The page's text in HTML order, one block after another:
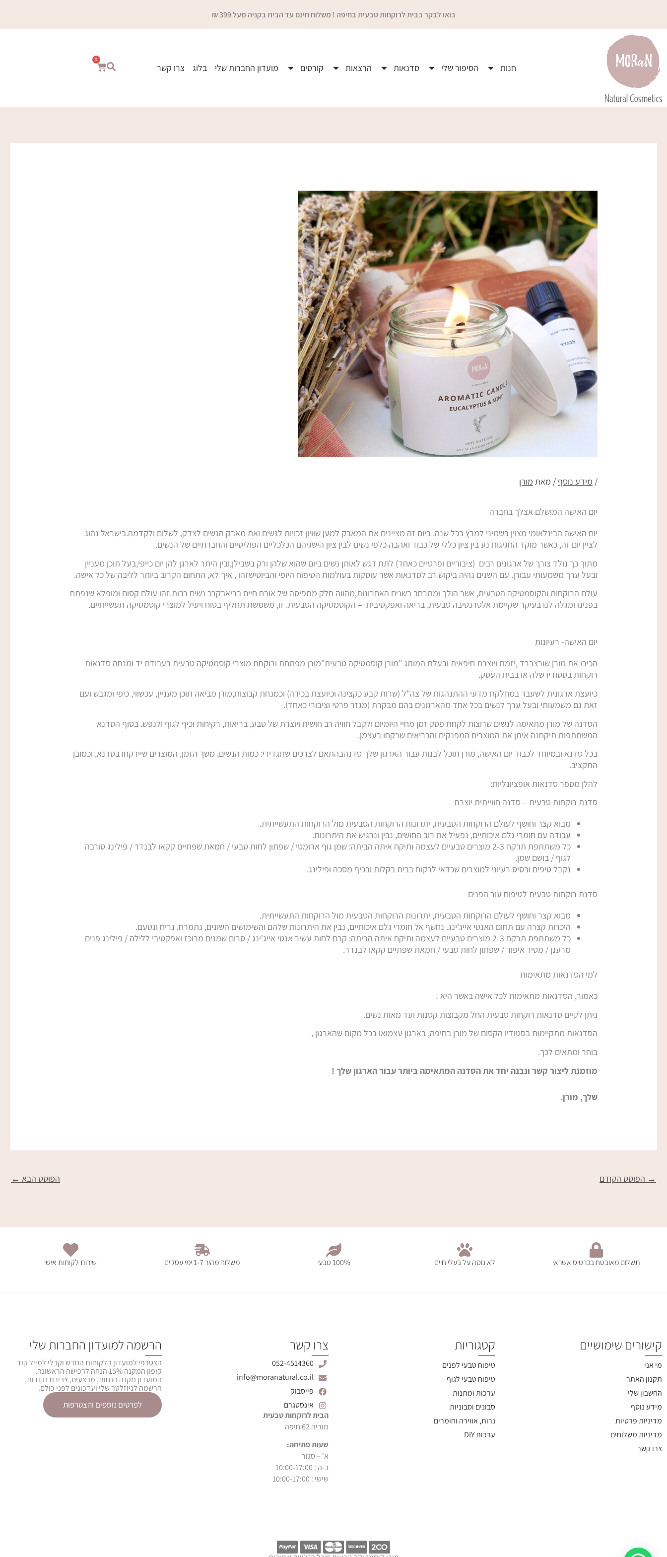
בואו לבקר בבית לרוקחות טבעית בחיפה ! משלוח חינם עד הבית בקניה מעל 399 ₪
חנות הסיפור שלי סדנאות הרצאות קורסים מועדון החברות שלי בלוג צרו קשר
0
עגלת
/ מידע נוסף / מאת מורן
יום האישה המושלם אצלך בחברה
יום האישה הבינלאומי מצוין בשמיני למרץ בכל שנה. ביום זה מציינים את המאבק למען שוויון זכויות לנשים ואת מאבק הנשים לצדק, לשלום ולקִדמה.בישראל נהוג
לציין יום זה, כאשר מוקד החגיגות נע בין ציון כללי של כבוד ואהבה כלפי נשים לבין ציון הישגיהם הכלכליים הפוליטיים והחברתיים של הנשים.
מתוך כך נולד צורך של ארגונים רבים (ציבוריים ופרטיים כאחד) לתת דגש לאותן נשים ביום שהוא שלהן ורק בשבילן,ובין היתר לארגן להן יום כייפי,בעל תוכן מעניין
ובעל ערך משמעותי עבורן. עם השנים נהיה ביקוש רב לסדנאות אשר עוסקות בעולמות הטיפוח היופי והביוטישזהו , איך לא, התחום הקרוב ביותר לליבה של כל אישה.
עולם הרוקחות והקוסמטיקה הטבעית, אשר הולך ומתרחב בשנים האחרונות,מהווה חלק מתפיסה של אורח חיים בריאבקרב נשים רבות.זהו עולם קסום ומופלא שנפתח
בפנינו ומגלה לנו בעיקר שקיימת אלטרנטיבה טבעית, בריאה ואפקטיבית – הקוסמטיקה הטבעית. זו, משמשת תחליף בטוח ויעיל למוצרי קוסמטיקה תעשייתיים.
יום האישה- רעיונות
הכירו את מורן שורצברד ,יזמת ויוצרת חיפאית ובעלת המותג "מורן קוסמטיקה טבעית"מורן מפתחת ורוקחת מוצרי קוסמטיקה טבעית בעבודת יד ומנחה סדנאות
רוקחות בסטודיו שלה או בבית העסק.
כיועצת ארגונית לשעבר במחלקת מדעי ההתנהגות של צה"ל (שרות קבע כקצינה וכיועצת בכירה) וכמנחת קבוצות,מורן מביאה תוכן מעניין, עכשווי, כיפי ומגבש ועם
זאת גם משמעותי ובעל ערך לנשים בכל אחד מהארגונים בהם מבקרת (מגזר פרטי וציבורי כאחד).
הסדנה של מורן מתאימה לנשים שרוצות לקחת פסק זמן מחיי היומיום ולקבל חוויה רב חושית ויוצרת של טבע, בריאות, רקיחות וכיף לגוף ולנפש. בסוף הסדנא
המשתתפות תיקחנה איתן את המוצרים המפנקים והבריאים שרקחו בעצמן.
בכל סדנא ובמיוחד לכבוד יום האישה, מורן תוכל לבנות עבור הארגון שלך סדנהבהתאם לצרכים שתגדירי: כמות הנשים, משך הזמן, המוצרים שיירקחו בסדנא, וכמובן
התקציב.
להלן מספר סדנאות אופציונליות:
סדנת רוקחות טבעית – סדנה חווייתית יוצרת
מבוא קצר וחושף לעולם הרוקחות הטבעית, יתרונות הרוקחות הטבעית מול הרוקחות התעשייתית.
עבודה עם חומרי גלם איכותיים, נפעיל את רוב החושים, נבין ונרגיש את היתרונות.
כל משתתפת תרקח 2-3 מוצרים טבעיים לעצמה ותיקח איתה הביתה: שמן גוף ארומטי / שפתון לחות טבעי / חמאת שפתיים קקאו לבנדר / פילינג סורבה
לגוף / בושם שמן.
נקבל טיפים ובסיס רעיוני למוצרים שכדאי לרקוח בבית בקלות ובכיף מסכה ופילינג.
סדנת רוקחות טבעית לטיפוח עור הפנים
מבוא קצר וחושף לעולם הרוקחות הטבעית, יתרונות הרוקחות הטבעית מול הרוקחות התעשייתית.
היכרות קצרה עם תחום האנטי אייג'ינג. נחשף אל חומרי גלם איכותיים, נבין את היתרונות שלהם והשימושים השונים, נתמרח, נריח ונטעם.
כל משתתפת תרקח 2-3 מוצרים טבעיים לעצמה ותיקח איתה הביתה: קרם לחות עשיר אנטי אייג'ינג / סרום שמנים מרוכז ואפקטיבי ללילה / פילינג פנים
מרענן / מסיר איפור / שפתון לחות טבעי / חמאת שפתיים קקאו לבנדר.
למי הסדנאות מתאימות
כאמור, הסדנאות מתאימות לכל אישה באשר היא !
ניתן לקיים סדנאות רוקחות טבעית החל מקבוצות קטנות ועד מאות נשים.
הסדנאות מתקיימות בסטודיו הקסום של מורן בחיפה, בארגון עצמואו בכל מקום שהארגון ,
בוחר ומתאים לכך.
מוזמנת ליצור קשר ונבנה יחד את הסדנה המתאימה ביותר עבור הארגון שלך !
שלך, מורן.
→ הפוסט הקודם הפוסט הבא ←
תשלום מאובטח בכרטיס אשראי לא נוסה על בעלי חיים 100% טבעי משלוח מהיר 1-7 ימי עסקים שירות לקוחות אישי
קישורים שימושיים
מי אני
תקנון האתר
החשבון שלי
מידע נוסף
מדיניות פרטיות
מדיניות משלוחים
צרו קשר
קטגוריות
טיפוח טבעי לפנים
טיפוח טבעי לגוף
ערכות ומתנות
סבונים וסבוניות
נרות, אווירה וחומרים
ערכות DIY
צרו קשר
052-4514360
info@moranatural.co.il
פייסבוק
אינסטגרם
הבית לרוקחות טבעית
מוריה 62 חיפה
שעות פתיחה:
א' – סגור
ב-ה : 10:00-17:00
שישי : 10:00-17:00
הרשמה למועדון החברות שלי
הצטרפי למועדון הלקוחות החדש וקבלי למייל קוד
קופון המקנה 15% הנחה לרכישה הראשונה.
המועדון מקנה הנחות, מבצעים, צבירת נקודות,
הרשמה לניוזלטר שלי ועדכונים לפני כולם.
לפרטים נוספים והצטרפות